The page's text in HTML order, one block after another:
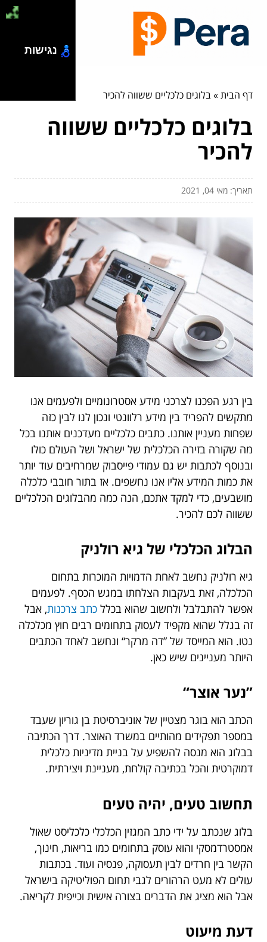
דף הבית»בלוגים כלכליים ששווה להכיר
בלוגים כלכליים ששווה
להכיר
תאריך: מאי 04, 2021
בין רגע הפכנו לצרכני מידע אסטרונומיים ולפעמים אנו
מתקשים להפריד בין מידע רלוונטי ונכון לנו לבין כזה
שפחות מעניין אותנו. כתבים כלכליים מעדכנים אותנו בכל
מה שקורה בזירה הכלכלית של ישראל ושל העולם כולו
ובנוסף לכתבות יש גם עמודי פייסבוק שמרחיבים עוד יותר
את כמות המידע אליו אנו נחשפים. אז בתור חובבי כלכלה
מושבעים, כדי למקד אתכם, הנה כמה מהבלוגים הכלכליים
ששווה לכם להכיר.
הבלוג הכלכלי של גיא רולניק
גיא רולניק נחשב לאחת הדמויות המוכרות בתחום
הכלכלה, זאת בעקבות הצלחתו במגש הכסף. לפעמים
אפשר להתבלבל ולחשוב שהוא בכלל כתב צרכנות, אבל
זה בגלל שהוא מקפיד לעסוק בתחומים רבים חוץ מכלכלה
נטו. הוא המייסד של ”דה מרקר“ ונחשב לאחד הכתבים
היותר מעניינים שיש כאן.
”נער אוצר“
הכתב הוא בוגר מצטיין של אוניברסיטת בן גוריון שעבד
במספר תפקידים מהותיים במשרד האוצר. דרך הכתיבה
בבלוג הוא מנסה להשפיע על בניית מדיניות כלכלית
דמוקרטית והכל בכתיבה קולחת, מעניינת ויצירתית.
תחשוב טעים, יהיה טעים
בלוג שנכתב על ידי כתב המגזין הכלכלי כלכליסט שאול
אמסטרדמסקי והוא עוסק בתחומים כמו בריאות, חינוך,
הקשר בין חרדים לבין תעסוקה, פנסיה ועוד. בכתבות
עולים לא מעט הרהורים לגבי תחום הפוליטיקה בישראל
אבל הוא מציג את הדברים בצורה אישית וכייפית לקריאה.
דעת מיעוט
נגישות